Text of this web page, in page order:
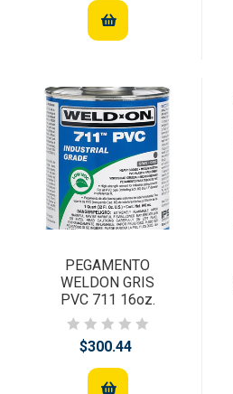
PEGAMENTO
WELDON GRIS
PVC 711 16oz.
$300.44